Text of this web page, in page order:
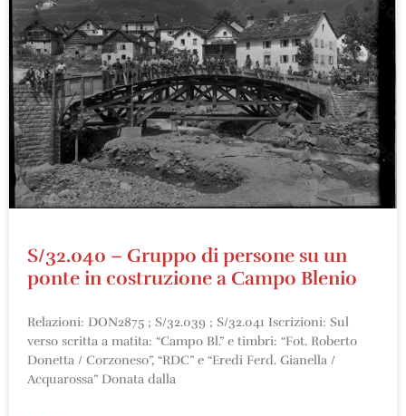
S/32.040 – Gruppo di persone su un
ponte in costruzione a Campo Blenio
Relazioni: DON2875 ; S/32.039 ; S/32.041 Iscrizioni: Sul
verso scritta a matita: “Campo Bl.” e timbri: “Fot. Roberto
Donetta / Corzoneso”, “RDC” e “Eredi Ferd. Gianella /
Acquarossa” Donata dalla